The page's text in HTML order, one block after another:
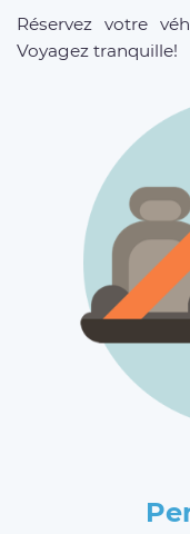
Réservez votre
Voyagez tranquille!